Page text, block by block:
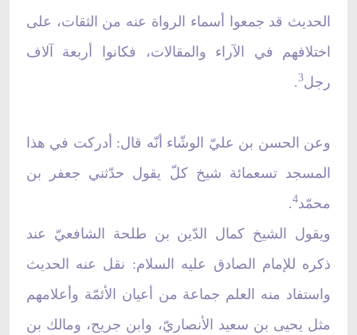
الحديث قد جمعوا أسماء الرواة عنه من الثقات، على
اختلافهم في الآراء والمقالات، فكانوا أربعة آلاف
رجل3
.
وعن الحسن بن عليّ الوشّاء أنّه قال: أدركت في هذا
المسجد تسعمائة شيخ كلّ يقول حدّثني جعفر بن
محمّد4
.
ويقول الشيخ كمال الدّين بن طلحة الشافعيّ عند
ذكره للإمام الصادق عليه السلام: نقل عنه الحديث
واستفاد منه العلم جماعة من أعيان الأئمّة وأعلامهم
مثل يحيى بن سعيد الأنصاريّ، وابن جريح، ومالك بن